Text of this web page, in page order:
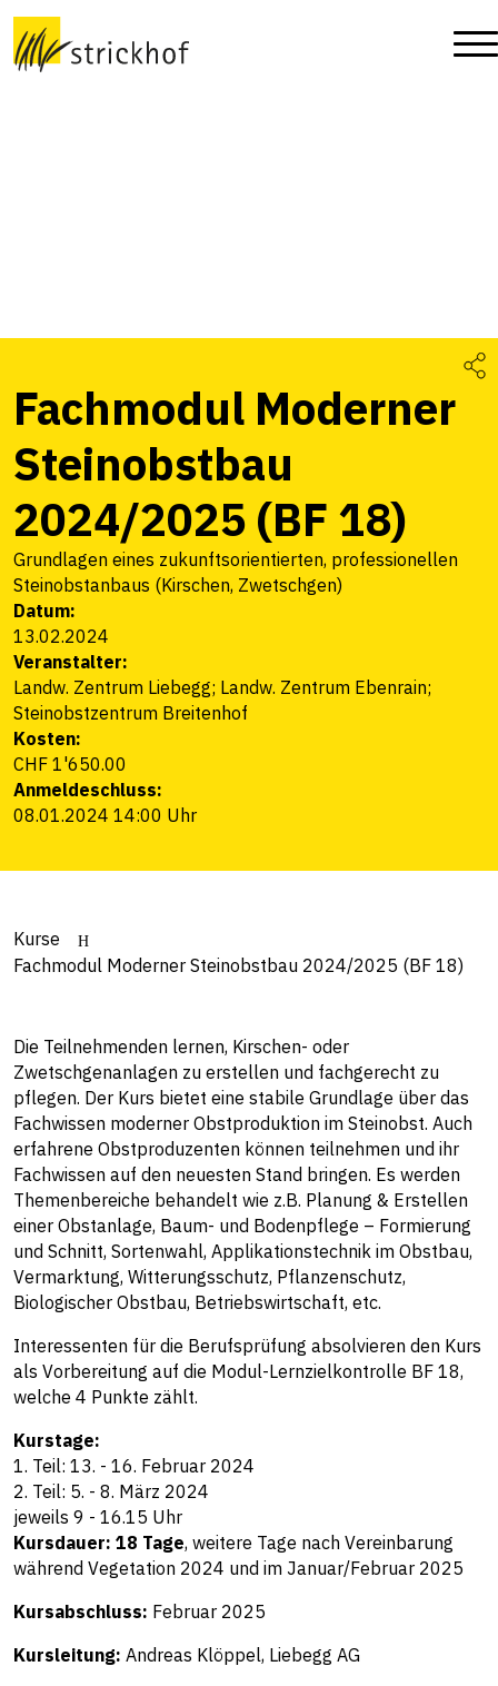
Fachmodul Moderner
Steinobstbau
2024/2025 (BF 18)
Grundlagen eines zukunftsorientierten, professionellen
Steinobstanbaus (Kirschen, Zwetschgen)
Datum:
13.02.2024
Veranstalter:
Landw. Zentrum Liebegg; Landw. Zentrum Ebenrain;
Steinobstzentrum Breitenhof
Kosten:
CHF 1'650.00
Anmeldeschluss:
08.01.2024 14:00 Uhr
Kurse
Fachmodul Moderner Steinobstbau 2024/2025 (BF 18)
Die Teilnehmenden lernen, Kirschen- oder
Zwetschgenanlagen zu erstellen und fachgerecht zu
pflegen. Der Kurs bietet eine stabile Grundlage über das
Fachwissen moderner Obstproduktion im Steinobst. Auch
erfahrene Obstproduzenten können teilnehmen und ihr
Fachwissen auf den neuesten Stand bringen. Es werden
Themenbereiche behandelt wie z.B. Planung & Erstellen
einer Obstanlage, Baum- und Bodenpflege – Formierung
und Schnitt, Sortenwahl, Applikationstechnik im Obstbau,
Vermarktung, Witterungsschutz, Pflanzenschutz,
Biologischer Obstbau, Betriebswirtschaft, etc.
Interessenten für die Berufsprüfung absolvieren den Kurs
als Vorbereitung auf die Modul-Lernzielkontrolle BF 18,
welche 4 Punkte zählt.
Kurstage:
1. Teil: 13. - 16. Februar 2024
2. Teil: 5. - 8. März 2024
jeweils 9 - 16.15 Uhr
Kursdauer: 18 Tage, weitere Tage nach Vereinbarung
während Vegetation 2024 und im Januar/Februar 2025
Kursabschluss: Februar 2025
Kursleitung: Andreas Klöppel, Liebegg AG